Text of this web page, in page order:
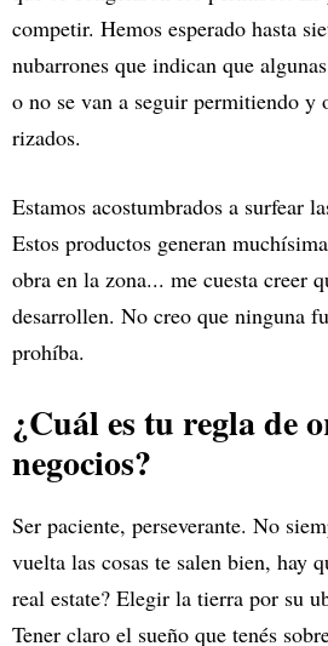
competir. Hemos esperado hasta
nubarrones que indican que
o no se van a seguir permitiendo y
rizados.
Estamos acostumbrados a surfear
Estos productos generan
obra en la zona... me cuesta creer
desarrollen. No creo que ninguna
prohíba.
¿Cuál es tu regla de
negocios?
Ser paciente, perseverante. No
vuelta las cosas te salen bien, hay
real estate? Elegir la tierra por su
Tener claro el sueño que tenés